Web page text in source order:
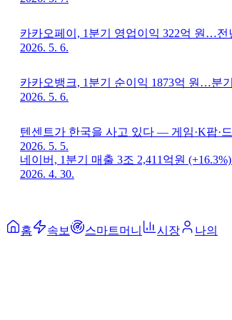
카카오페이, 1분기 영업이익 322억 원…전
2026. 5. 6.
카카오뱅크, 1분기 순이익 1873억 원…분
2026. 5. 6.
텐센트가 한국을 사고 있다 — 게임·K팝·
2026. 5. 5.
네이버, 1분기 매출 3조 2,411억원
2026. 4. 30.
홈 속보 스마트머니 시장 나의